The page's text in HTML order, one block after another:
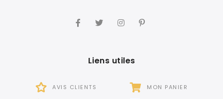
Liens utiles
AVIS CLIENTS MON PANIER